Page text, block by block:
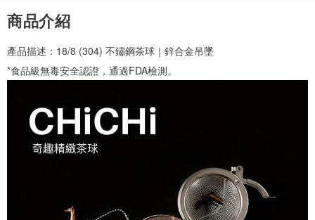
商品介紹
產品描述：18/8 (304) 不鏽鋼茶球｜鋅合金吊墜
*食品級無毒安全認證，通過FDA檢測。